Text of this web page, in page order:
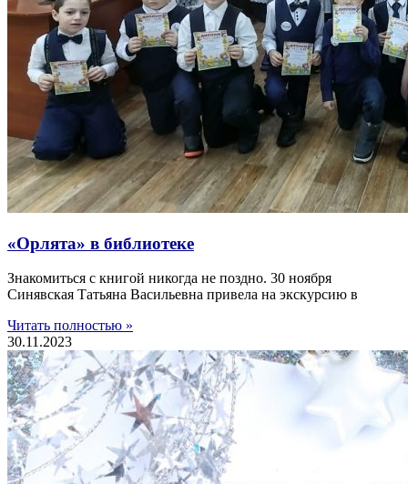
«Орлята» в библиотеке
Знакомиться с книгой никогда не поздно. 30 ноября
Синявская Татьяна Васильевна привела на экскурсию в
Читать полностью »
30.11.2023